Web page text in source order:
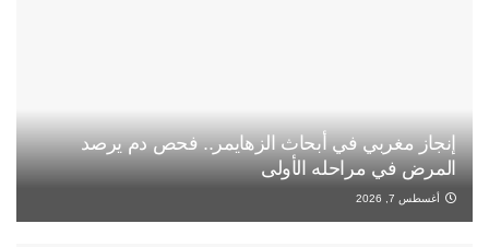
إنجاز مغربي في أبحاث الزهايمر.. فحص دم يرصد
المرض في مراحله الأولى
أغسطس 7, 2026